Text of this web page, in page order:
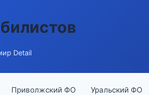
Detail
Приволжский ФО Уральский ФО